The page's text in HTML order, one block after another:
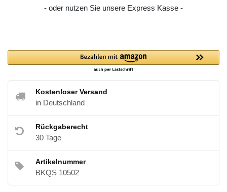
- oder nutzen Sie unsere Express Kasse -
Kostenloser Versand
in Deutschland
Rückgaberecht
30 Tage
Artikelnummer
BKQS 10502